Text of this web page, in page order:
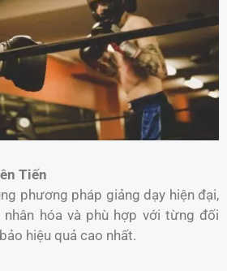
Tiến
phương pháp giảng dạy hiện đại,
hóa và phù hợp với từng đối
hiệu quả cao nhất.